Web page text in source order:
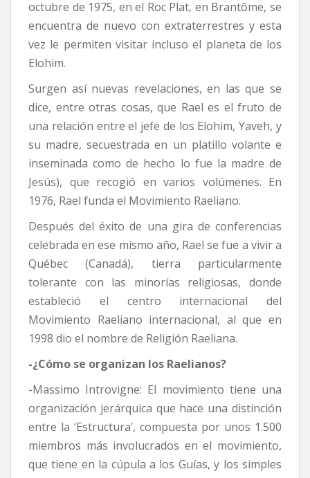
octubre de 1975, en el Roc Plat, en Brantôme, se
encuentra de nuevo con extraterrestres y esta
vez le permiten visitar incluso el planeta de los
Elohim.
Surgen así nuevas revelaciones, en las que se
dice, entre otras cosas, que Rael es el fruto de
una relación entre el jefe de los Elohim, Yaveh, y
su madre, secuestrada en un platillo volante e
inseminada como de hecho lo fue la madre de
Jesús), que recogió en varios volúmenes. En
1976, Rael funda el Movimiento Raeliano.
Después del éxito de una gira de conferencias
celebrada en ese mismo año, Rael se fue a vivir a
Québec (Canadá), tierra particularmente
tolerante con las minorías religiosas, donde
estableció el centro internacional del
Movimiento Raeliano internacional, al que en
1998 dio el nombre de Religión Raeliana.
-¿Cómo se organizan los Raelianos?
-Massimo Introvigne: El movimiento tiene una
organización jerárquica que hace una distinción
entre la ‘Estructura’, compuesta por unos 1.500
miembros más involucrados en el movimiento,
que tiene en la cúpula a los Guías, y los simples